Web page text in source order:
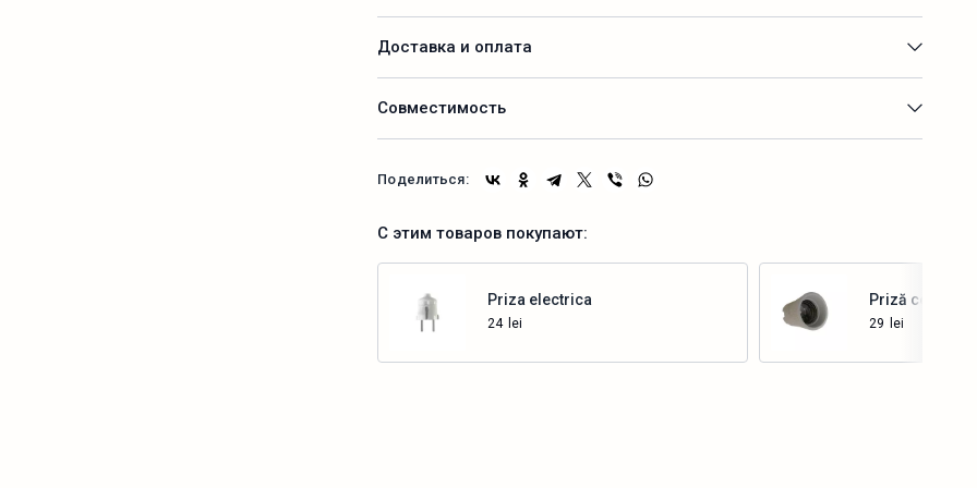
Доставка и оплата
Совместимость
Поделиться:
С этим товаров покупают:
Priza electrica
24 lei
Купить
Priză
29 lei
Купить